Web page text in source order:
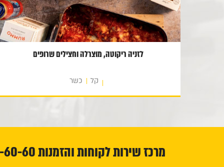
לזניה ריקוטה, מוצרלה וחצילים שרופים
קל כשר
מרכז שירות לקוחות והזמנות 1-800-23-60-60